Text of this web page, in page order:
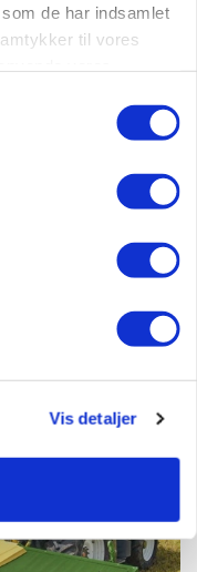
de har indsamlet
til vores
Vis detaljer
En af landets